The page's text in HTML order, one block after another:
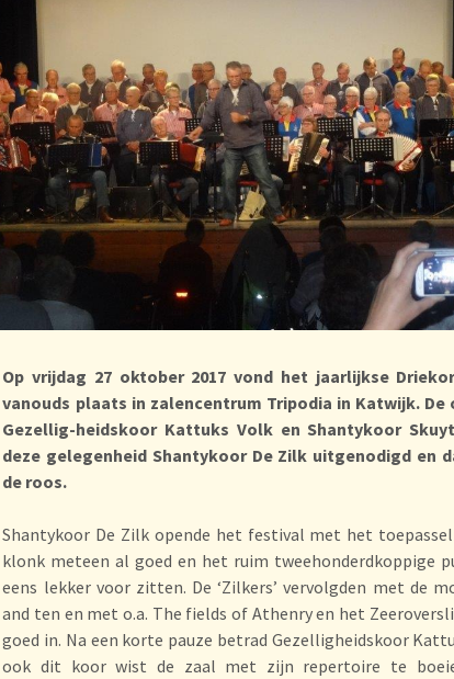
Op vrijdag 27 oktober 2017 vond het jaarlijkse
vanouds plaats in zalencentrum Tripodia in Katwijk. De
Gezellig-heidskoor Kattuks Volk en Shantykoor
deze gelegenheid Shantykoor De Zilk uitgenodigd en
de roos.
Shantykoor De Zilk opende het festival met het
klonk meteen al goed en het ruim tweehonderdkoppige
eens lekker voor zitten. De ‘Zilkers’ vervolgden met de
and ten en met o.a. The fields of Athenry en het
goed in. Na een korte pauze betrad Gezelligheidskoor
ook dit koor wist de zaal met zijn repertoire te